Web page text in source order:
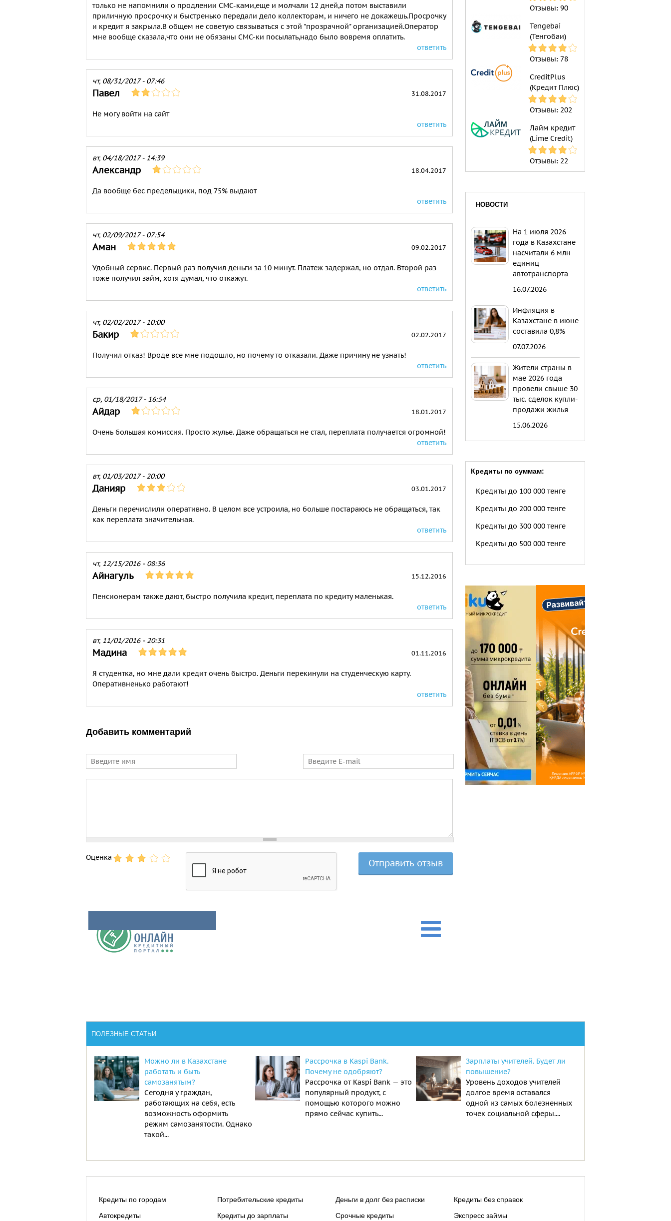
только не напомнили о продлении СМС-ками,еще и молчали 12 дней,а потом выставили
приличную просрочку и быстренько передали дело коллекторам, и ничего не докажешь.Просрочку
и кредит я закрыла.В общем не советую связываться с этой "прозрачной" организацией.Оператор
мне вообще сказала,что они не обязаны СМС-ки посылать,надо было вовремя оплатить.
ответить
чт, 08/31/2017 - 07:46
Павел 31.08.2017
Не могу войти на сайт
ответить
вт, 04/18/2017 - 14:39
Александр 18.04.2017
Да вообще бес предельщики, под 75% выдают
ответить
чт, 02/09/2017 - 07:54
Аман 09.02.2017
Удобный сервис. Первый раз получил деньги за 10 минут. Платеж задержал, но отдал. Второй раз
тоже получил займ, хотя думал, что откажут.
ответить
чт, 02/02/2017 - 10:00
Бакир 02.02.2017
Получил отказ! Вроде все мне подошло, но почему то отказали. Даже причину не узнать!
ответить
ср, 01/18/2017 - 16:54
Айдар 18.01.2017
Очень большая комиссия. Просто жулье. Даже обращаться не стал, переплата получается огромной!
ответить
вт, 01/03/2017 - 20:00
Данияр 03.01.2017
Деньги перечислили оперативно. В целом все устроила, но больше постараюсь не обращаться, так
как переплата значительная.
ответить
чт, 12/15/2016 - 08:36
Айнагуль 15.12.2016
Пенсионерам также дают, быстро получила кредит, переплата по кредиту маленькая.
ответить
вт, 11/01/2016 - 20:31
Мадина 01.11.2016
Я студентка, но мне дали кредит очень быстро. Деньги перекинули на студенческую карту.
Оперативненько работают!
ответить
Добавить комментарий
Имя E-mail
Оценка
Отзывы: 90
Tengebai
(Тенгобаи)
Отзывы: 78
CreditPlus
(Кредит Плюс)
Отзывы: 202
Лайм кредит
(Lime Credit)
Отзывы: 22
НОВОСТИ
На 1 июля 2026
года в Казахстане
насчитали 6 млн
единиц
автотранспорта
16.07.2026
Инфляция в
Казахстане в июне
составила 0,8%
07.07.2026
Жители страны в
мае 2026 года
провели свыше 30
тыс. сделок купли-
продажи жилья
15.06.2026
Кредиты по суммам:
Кредиты до 100 000 тенге
Кредиты до 200 000 тенге
Кредиты до 300 000 тенге
Кредиты до 500 000 тенге
ПОЛЕЗНЫЕ СТАТЬИ
Можно ли в Казахстане
работать и быть
самозанятым?
Сегодня у граждан,
работающих на себя, есть
возможность оформить
режим самозанятости. Однако
такой...
Рассрочка в Kaspi Bank.
Почему не одобряют?
Рассрочка от Kaspi Bank — это
популярный продукт, с
помощью которого можно
прямо сейчас купить...
Зарплаты учителей. Будет ли
повышение?
Уровень доходов учителей
долгое время оставался
одной из самых болезненных
точек социальной сферы....
Кредиты по городам
Автокредиты
Потребительские кредиты
Кредиты до зарплаты
Деньги в долг без расписки
Срочные кредиты
Кредиты без справок
Экспресс займы